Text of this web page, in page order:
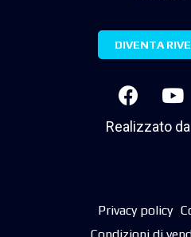
DIVENTA
Realizzato da
Privacy policy